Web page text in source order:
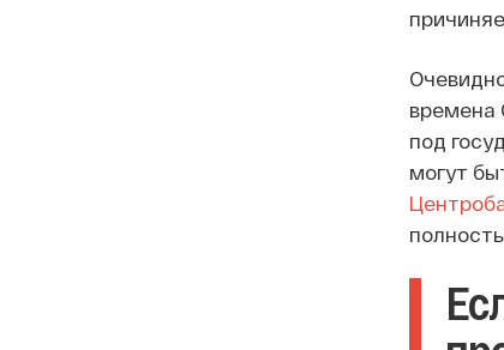
времена
под
могут